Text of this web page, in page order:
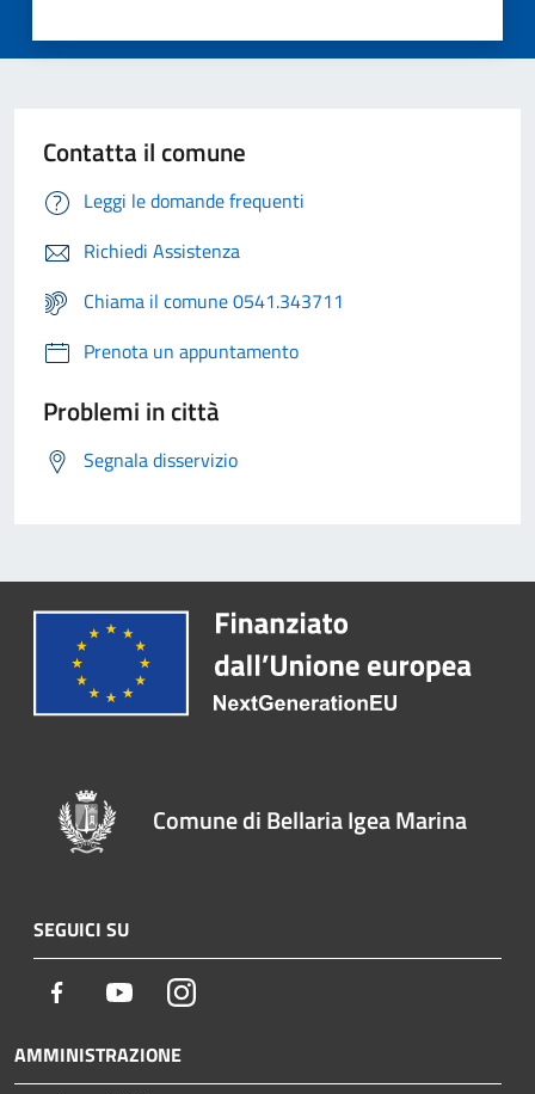
Contatta il comune
Leggi le domande frequenti
Richiedi Assistenza
Chiama il comune 0541.343711
Prenota un appuntamento
Problemi in città
Segnala disservizio
Comune di Bellaria Igea Marina
SEGUICI SU
Facebook YoutubeInstagram
AMMINISTRAZIONE